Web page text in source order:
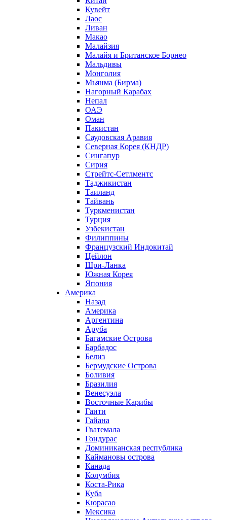
Кувейт
Лаос
Ливан
Макао
Малайзия
Малайя и Британское Борнео
Мальдивы
Монголия
Мьянма (Бирма)
Нагорный Карабах
Непал
ОАЭ
Оман
Пакистан
Саудовская Аравия
Северная Корея (КНДР)
Сингапур
Сирия
Стрейтс-Сетлментс
Таджикистан
Таиланд
Тайвань
Туркменистан
Турция
Узбекистан
Филиппины
Французский Индокитай
Цейлон
Шри-Ланка
Южная Корея
Япония
Америка
Назад
Америка
Аргентина
Аруба
Багамские Острова
Барбадос
Белиз
Бермудские Острова
Боливия
Бразилия
Венесуэла
Восточные Карибы
Гаити
Гайана
Гватемала
Гондурас
Доминиканская республика
Каймановы острова
Канада
Колумбия
Коста-Рика
Куба
Кюрасао
Мексика